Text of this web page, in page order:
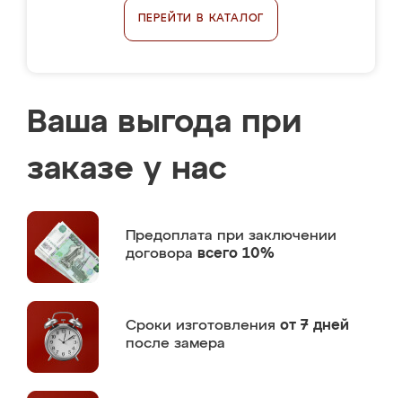
ПЕРЕЙТИ В КАТАЛОГ
Ваша выгода при
заказе у нас
Предоплата при заключении
договора всего 10%
Сроки изготовления от 7 дней
после замера